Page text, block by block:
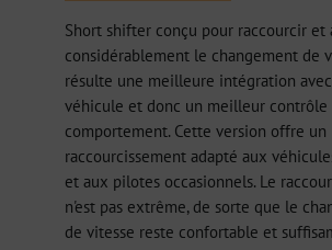
Short shifter conçu pour raccourcir et
considérablement le changement de
résulte une meilleure intégration
véhicule et donc un meilleur contrôle
comportement. Cette version offre un
raccourcissement adapté aux
et aux pilotes occasionnels. Le
n'est pas extrême, de sorte que le
de vitesse reste confortable et